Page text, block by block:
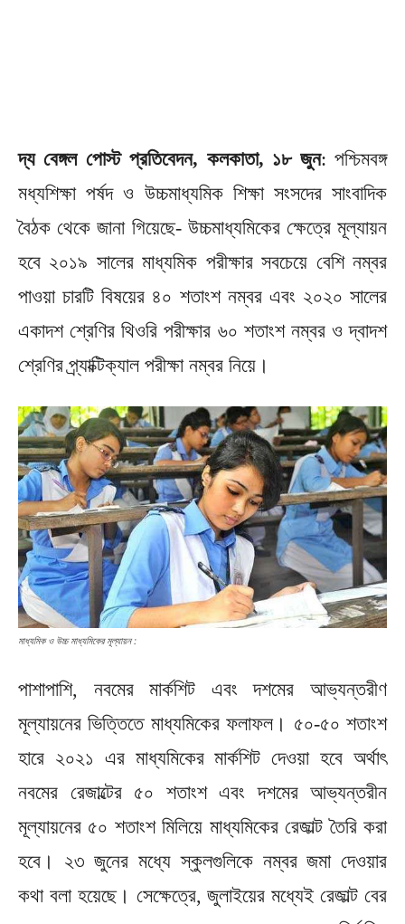
দ্য বেঙ্গল পোস্ট প্রতিবেদন, কলকাতা, ১৮ জুন: পশ্চিমবঙ্গ
মধ্যশিক্ষা পর্ষদ ও উচ্চমাধ্যমিক শিক্ষা সংসদের সাংবাদিক
বৈঠক থেকে জানা গিয়েছে- উচ্চমাধ্যমিকের ক্ষেত্রে মূল্যায়ন
হবে ২০১৯ সালের মাধ্যমিক পরীক্ষার সবচেয়ে বেশি নম্বর
পাওয়া চারটি বিষয়ের ৪০ শতাংশ নম্বর এবং ২০২০ সালের
একাদশ শ্রেণির থিওরি পরীক্ষার ৬০ শতাংশ নম্বর ও দ্বাদশ
শ্রেণির প্র্যাক্টিক্যাল পরীক্ষা নম্বর নিয়ে।
মাধ্যমিক ও উচ্চ মাধ্যমিকের মূল্যায়ন :
পাশাপাশি, নবমের মার্কশিট এবং দশমের আভ্যন্তরীণ
মূল্যায়নের ভিত্তিতে মাধ্যমিকের ফলাফল। ৫০-৫০ শতাংশ
হারে ২০২১ এর মাধ্যমিকের মার্কশিট দেওয়া হবে অর্থাৎ
নবমের রেজাল্টের ৫০ শতাংশ এবং দশমের আভ্যন্তরীন
মূল্যায়নের ৫০ শতাংশ মিলিয়ে মাধ্যমিকের রেজাল্ট তৈরি করা
হবে। ২৩ জুনের মধ্যে স্কুলগুলিকে নম্বর জমা দেওয়ার
কথা বলা হয়েছে। সেক্ষেত্রে, জুলাইয়ের মধ্যেই রেজাল্ট বের